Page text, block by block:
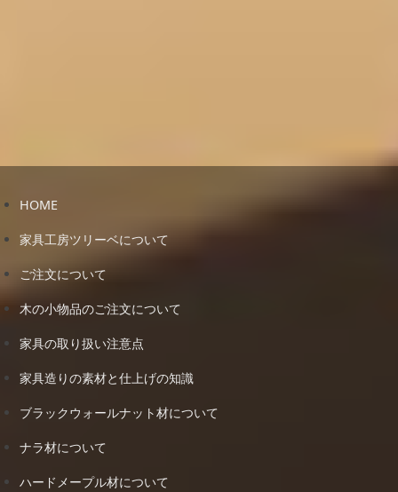
HOME
家具工房ツリーベについて
ご注文について
木の小物品のご注文について
家具の取り扱い注意点
家具造りの素材と仕上げの知識
ブラックウォールナット材について
ナラ材について
ハードメープル材について